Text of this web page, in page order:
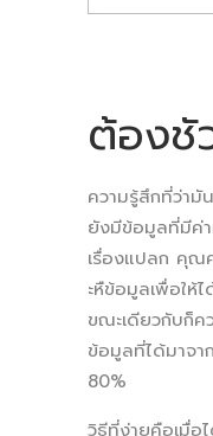
ต้องชั
ความรู้สึกที่ว่ามั
ยังมีข้อมูลที่มีค่า
เรื่องแปลก คุณค
ะหืข้อมูลเพื่อให้
ขณะเดียวกับก็ค
ข้อมูลที่ได้มาจา
80%
วิธีที่ง่ายคือเมื่อ